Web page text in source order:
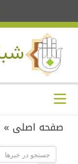
صفحه اصلی »